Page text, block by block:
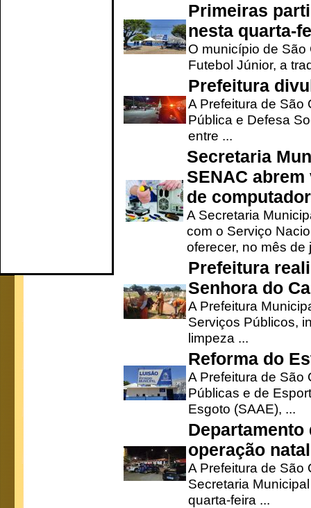
Primeiras
nesta quarta-
O município de
Futebol Júnior, a
Prefeitura
A Prefeitura de São
Pública e Defesa
entre ...
Secretaria
SENAC
de
A Secretaria
com o Serviço
oferecer, no mês de
Prefeitura
Senhora do
A Prefeitura
Serviços Públicos,
limpeza ...
Reforma do
A Prefeitura de São
Públicas e de
Esgoto (SAAE), ...
operação
A Prefeitura de São
Secretaria
quarta-feira ...